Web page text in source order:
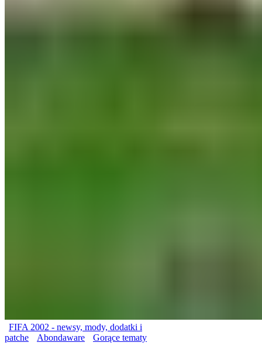
FIFA 2002 - newsy, mody, dodatki i
patche
Abondaware Gorące tematy